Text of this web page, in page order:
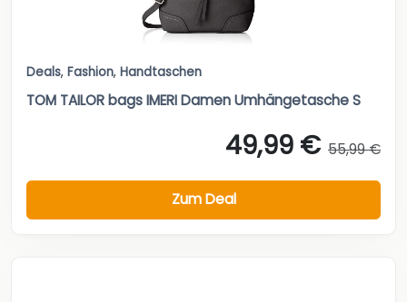
Deals, Fashion, Handtaschen
TOM TAILOR bags IMERI Damen Umhängetasche S
49,99 € 55,99 €
Zum Deal